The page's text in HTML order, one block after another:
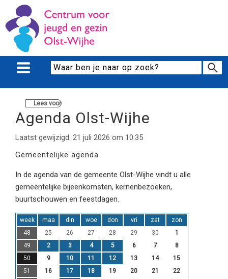
Lees voor
Agenda Olst-Wijhe
Laatst gewijzigd: 21 juli 2026 om 10:35
Gemeentelijke agenda
In de agenda van de gemeente Olst-Wijhe vindt u alle
gemeentelijke bijeenkomsten, kernenbezoeken,
buurtschouwen en feestdagen.
week maa din woe don vri zat
zon
48
25 26 27 28 29 30
1
49
2 3 4 5 6 7
8
50
9 10 11 12 13 14
15
51
16 17 18 19 20 21
22